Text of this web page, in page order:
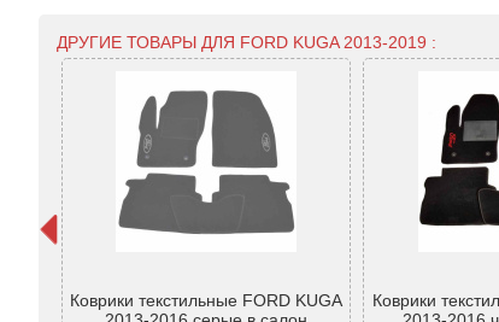
ДРУГИЕ ТОВАРЫ ДЛЯ FORD KUGA 2013-2019 :
Коврики текстильные FORD KUGA
Коврики